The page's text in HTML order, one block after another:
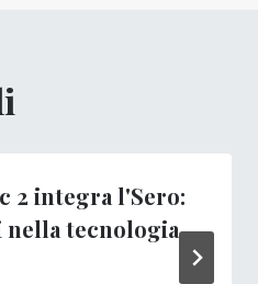
2 integra l'Sero:
nella tecnologia